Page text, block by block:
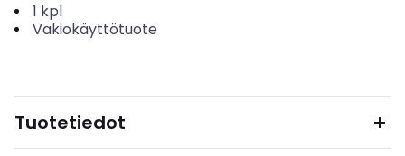
1 kpl
Vakiokäyttötuote
Tuotetiedot